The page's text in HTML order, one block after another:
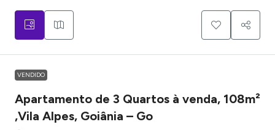
VENDIDO
Apartamento de 3 Quartos à venda, 108m²
,Vila Alpes, Goiânia – Go